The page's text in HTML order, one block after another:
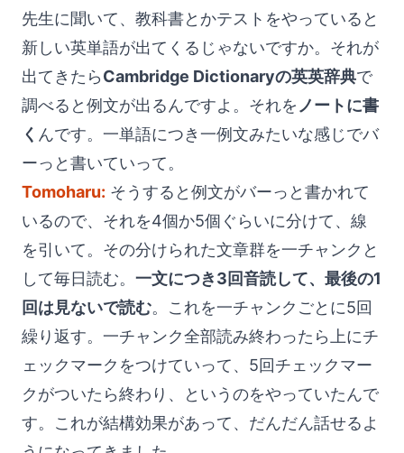
先生に聞いて、教科書とかテストをやっていると
新しい英単語が出てくるじゃないですか。それが
出てきたらCambridge Dictionaryの英英辞典で
調べると例文が出るんですよ。それを ノートに書
く んです。一単語につき一例文みたいな感じでバ
ーっと書いていって。
Tomoharu: そうすると例文がバーっと書かれて
いるので、それを4個か5個ぐらいに分けて、線
を引いて。その分けられた文章群を一チャンクと
して毎日読む。 一文につき3回音読して、最後の1
回は見ないで読む。これを一チャンクごとに5回
繰り返す。一チャンク全部読み終わったら上にチ
ェックマークをつけていって、5回チェックマー
クがついたら終わり、というのをやっていたんで
す。これが結構効果があって、だんだん話せるよ